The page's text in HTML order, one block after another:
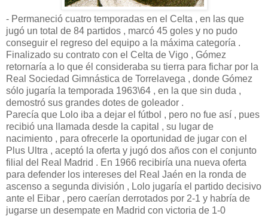
- Permaneció cuatro temporadas en el Celta , en las que
jugó un total de 84 partidos , marcó 45 goles y no pudo
conseguir el regreso del equipo a la máxima categoría .
Finalizado su contrato con el Celta de Vigo , Gómez
retornaría a lo que él consideraba su tierra para fichar por la
Real Sociedad Gimnástica de Torrelavega , donde Gómez
sólo jugaría la temporada 1963\64 , en la que sin duda ,
demostró sus grandes dotes de goleador .
Parecía que Lolo iba a dejar el fútbol , pero no fue así , pues
recibió una llamada desde la capital , su lugar de
nacimiento , para ofrecerle la oportunidad de jugar con el
Plus Ultra , aceptó la oferta y jugó dos años con el conjunto
filial del Real Madrid . En 1966 recibiría una nueva oferta
para defender los intereses del Real Jaén en la ronda de
ascenso a segunda división , Lolo jugaría el partido decisivo
ante el Eibar , pero caerían derrotados por 2-1 y habría de
jugarse un desempate en Madrid con victoria de 1-0